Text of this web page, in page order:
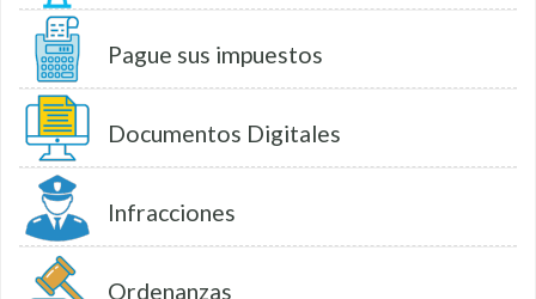
Pague sus impuestos
Documentos Digitales
Infracciones
Ordenanzas